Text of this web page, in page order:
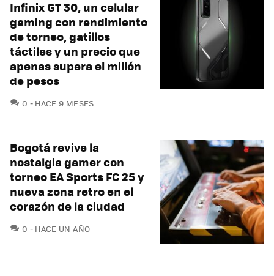
Infinix GT 30, un celular
gaming con rendimiento
de torneo, gatillos
táctiles y un precio que
apenas supera el millón
de pesos
0 COMENTARIOS
HACE 9 MESES
Bogotá revive la
nostalgia gamer con
torneo EA Sports FC 25 y
nueva zona retro en el
corazón de la ciudad
0 COMENTARIOS
HACE UN AÑO